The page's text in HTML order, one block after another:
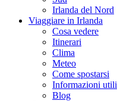
Irlanda del Nord
Viaggiare in Irlanda
Cosa vedere
Itinerari
Clima
Meteo
Come spostarsi
Informazioni utili
Blog